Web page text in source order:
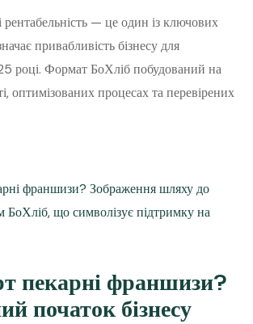
— це один із ключових
привабливість бізнесу для
році. Формат БоХліб побудований на
оптимізованих процесах та перевірених
пекарні франшизи?
початок бізнесу